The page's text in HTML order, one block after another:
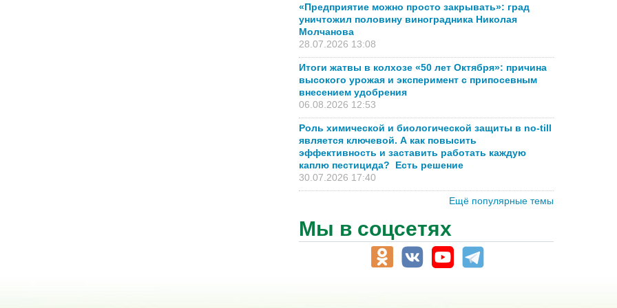
«Предприятие можно просто закрывать»: град
уничтожил половину виноградника Николая
Молчанова
28.07.2026 13:08
Итоги жатвы в колхозе «50 лет Октября»: причина
высокого урожая и эксперимент с припосевным
внесением удобрения
06.08.2026 12:53
Роль химической и биологической защиты в no-till
является ключевой. А как повысить
эффективность и заставить работать каждую
каплю пестицида? Есть решение
30.07.2026 17:40
Ещё популярные темы
Мы в соцсетях